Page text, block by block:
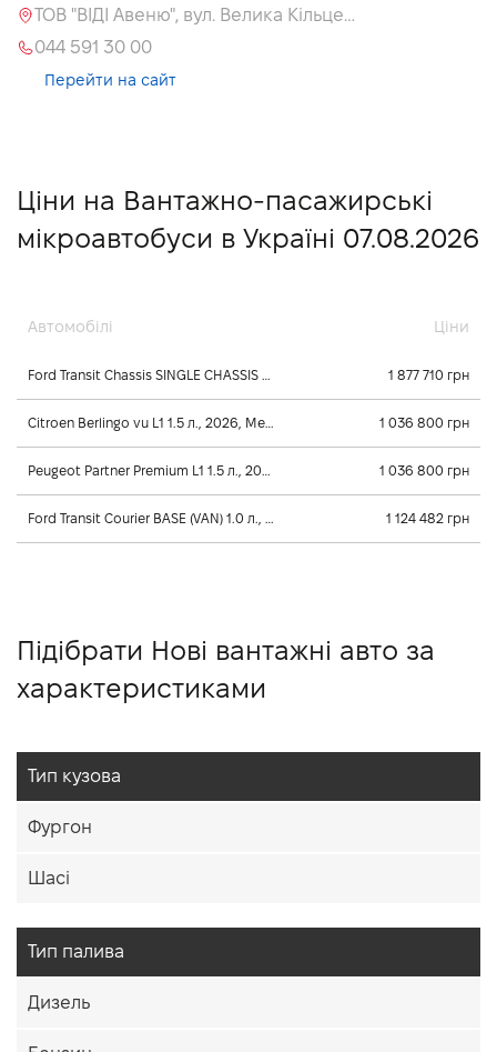
ТОВ "ВІДІ Авеню", вул. Велика Кільцева, 60, с. Софіївська Борщагівка
044 591 30 00
Перейти на сайт
Ціни на Вантажно-пасажирські
мікроавтобуси в Україні 07.08.2026
Автомобілі Ціни
Ford Transit Chassis SINGLE CHASSIS CAB 350L 2.2 л., 2024, Механічна 1 877 710 грн
Citroen Berlingo vu L1 1.5 л., 2026, Механічна 1 036 800 грн
Peugeot Partner Premium L1 1.5 л., 2026, Механічна 1 036 800 грн
Ford Transit Courier BASE (VAN) 1.0 л., 2026, Механічна 1 124 482 грн
Підібрати Нові вантажні авто за
характеристиками
Тип кузова
Фургон
Шасі
Тип палива
Дизель